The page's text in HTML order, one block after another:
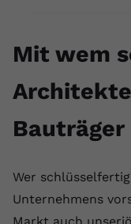
Mit wem
Bauträger
Wer
Unternehmens